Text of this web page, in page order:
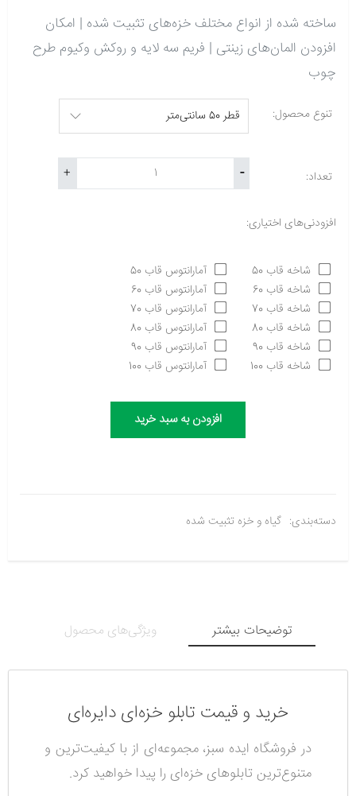
ساخته شده از انواع مختلف خزه‌های تثبیت شده | امکان
افزودن المان‌های زینتی | فریم سه لایه و روکش وکیوم طرح
چوب
تنوع محصول:
تعداد: -
+
افزودنی‌های اختیاری:
شاخه قاب 50
آمارانتوس قاب 50
شاخه قاب 60
آمارانتوس قاب 60
شاخه قاب 70
آمارانتوس قاب 70
شاخه قاب 80
آمارانتوس قاب 80
شاخه قاب 90
آمارانتوس قاب 90
شاخه قاب 100
آمارانتوس قاب 100
افزودن به سبد خرید
دسته‌بندی: گیاه و خزه تثبیت شده
توضیحات بیشتر ویژگی‌های محصول
خرید و قیمت تابلو خزه‌ای دایره‌ای
در فروشگاه ایده سبز، مجموعه‌ای از با کیفیت‌ترین و
متنوع‌ترین تابلوهای خزه‌ای را پیدا خواهید کرد.